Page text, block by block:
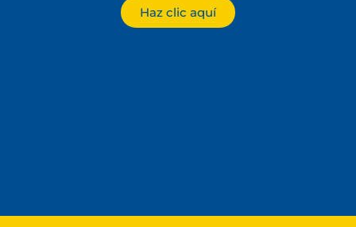
Haz clic aquí